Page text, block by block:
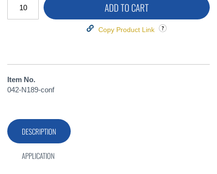
ADD TO CART
Copy Product Link
Item No.
042-N189-conf
DESCRIPTION
APPLICATION